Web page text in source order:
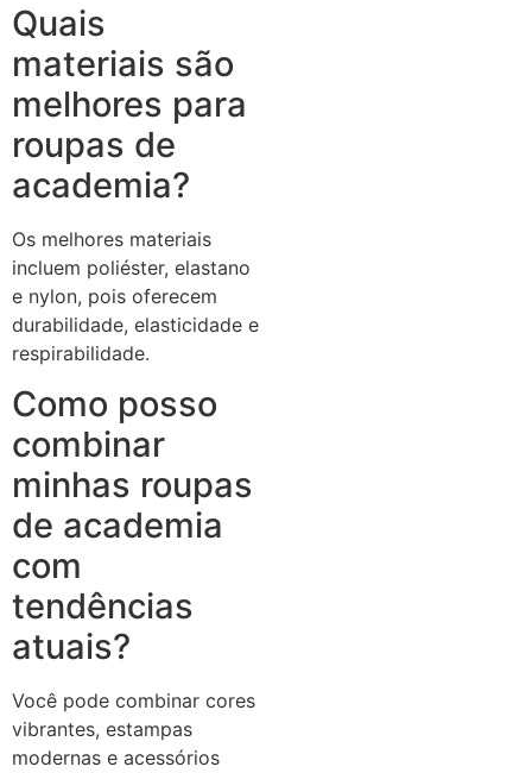
Quais
materiais são
melhores para
roupas de
academia?
Os melhores materiais
incluem poliéster, elastano
e nylon, pois oferecem
durabilidade, elasticidade e
respirabilidade.
Como posso
combinar
minhas roupas
de academia
com
tendências
atuais?
Você pode combinar cores
vibrantes, estampas
modernas e acessórios